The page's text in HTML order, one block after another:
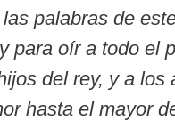
palabras de
para oír a todo el
del rey, y a
hasta el mayor